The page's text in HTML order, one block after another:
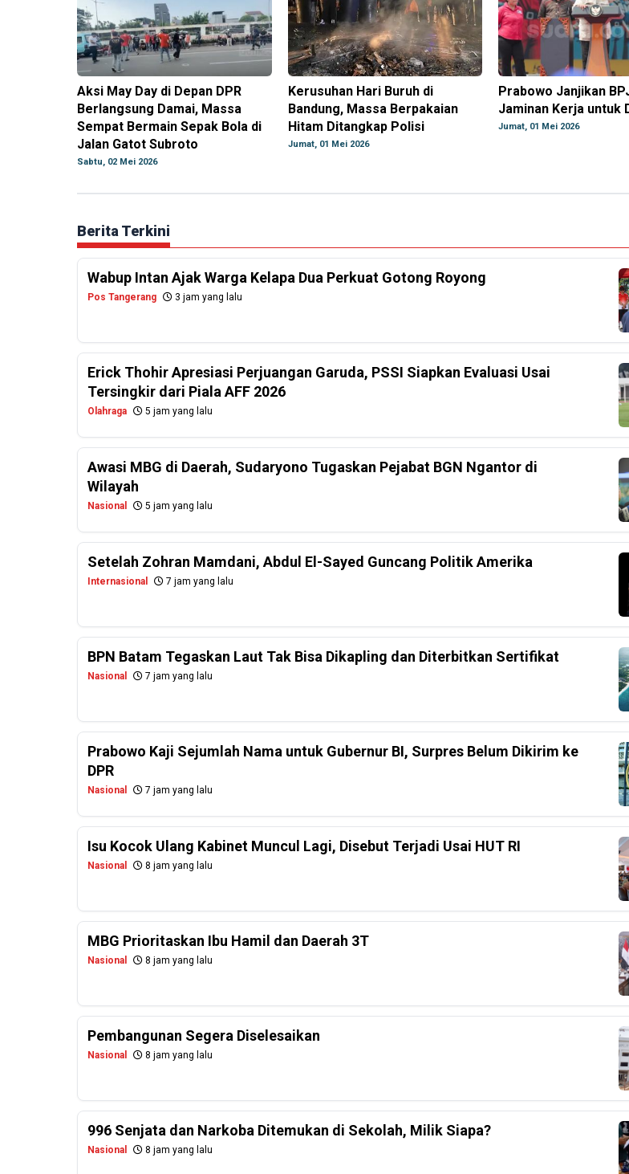
Aksi May Day di Depan DPR
Berlangsung Damai, Massa
Sempat Bermain Sepak Bola di
Jalan Gatot Subroto
Sabtu, 02 Mei 2026
Kerusuhan Hari Buruh di
Bandung, Massa Berpakaian
Hitam Ditangkap Polisi
Jumat, 01 Mei 2026
Prabowo Janjikan
Jaminan Kerja untuk
Jumat, 01 Mei 2026
Berita Terkini
Wabup Intan Ajak Warga Kelapa Dua Perkuat Gotong Royong
Pos Tangerang 3 jam yang lalu
Erick Thohir Apresiasi Perjuangan Garuda, PSSI Siapkan Evaluasi Usai
Tersingkir dari Piala AFF 2026
Olahraga 5 jam yang lalu
Awasi MBG di Daerah, Sudaryono Tugaskan Pejabat BGN Ngantor di
Wilayah
Nasional 5 jam yang lalu
Setelah Zohran Mamdani, Abdul El-Sayed Guncang Politik Amerika
Internasional 7 jam yang lalu
BPN Batam Tegaskan Laut Tak Bisa Dikapling dan Diterbitkan Sertifikat
Nasional 7 jam yang lalu
Prabowo Kaji Sejumlah Nama untuk Gubernur BI, Surpres Belum Dikirim ke
DPR
Nasional 7 jam yang lalu
Isu Kocok Ulang Kabinet Muncul Lagi, Disebut Terjadi Usai HUT RI
Nasional 8 jam yang lalu
MBG Prioritaskan Ibu Hamil dan Daerah 3T
Nasional 8 jam yang lalu
Pembangunan Segera Diselesaikan
Nasional 8 jam yang lalu
996 Senjata dan Narkoba Ditemukan di Sekolah, Milik Siapa?
Nasional 8 jam yang lalu